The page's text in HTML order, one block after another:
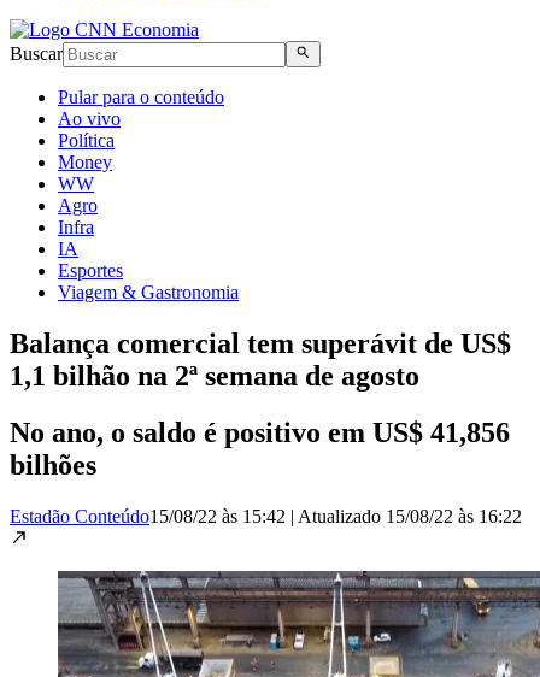
Buscar
Pular para o conteúdo
Ao vivo
Política
Money
WW
Agro
Infra
IA
Esportes
Viagem & Gastronomia
Balança comercial tem superávit de US$
1,1 bilhão na 2ª semana de agosto
No ano, o saldo é positivo em US$ 41,856
bilhões
Estadão Conteúdo15/08/22 às 15:42 | Atualizado 15/08/22 às 16:22